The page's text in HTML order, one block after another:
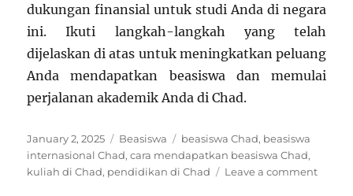
dukungan finansial untuk studi Anda di negara
ini. Ikuti langkah-langkah yang telah
dijelaskan di atas untuk meningkatkan peluang
Anda mendapatkan beasiswa dan memulai
perjalanan akademik Anda di Chad.
Posted
on
January 2, 2025 Categories
Beasiswa Tags
beasiswa Chad, beasiswa
internasional Chad,cara mendapatkan beasiswa Chad,
kuliah di Chad, pendidikan di Chad Leave a commenton